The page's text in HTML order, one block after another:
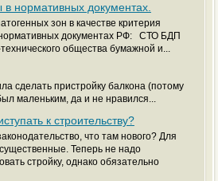
в нормативных документах.
зон в качестве критерия
документах РФ: СТО БДП
общества бумажной и...
сделать пристройку балкона (потому
маленьким, да и не нравился...
к строительству?
что там нового? Для
Теперь не надо
стройку, однако обязательно